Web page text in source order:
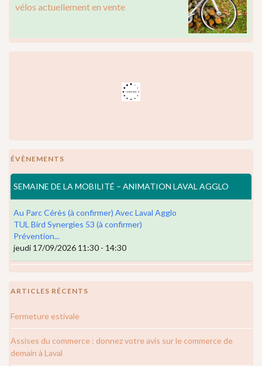
vélos actuellement en vente
ÉVÈNEMENTS
SEMAINE DE LA MOBILITÉ – ANIMATION LAVAL AGGLO
Au Parc Cérès (à confirmer) Avec Laval Agglo
TUL Bird Synergies 53 (à confirmer)
Prévention...
jeudi 17/09/2026 11:30 - 14:30
ARTICLES RÉCENTS
Fermeture estivale
Assises du commerce : donnez votre avis sur le commerce de
demain à Laval